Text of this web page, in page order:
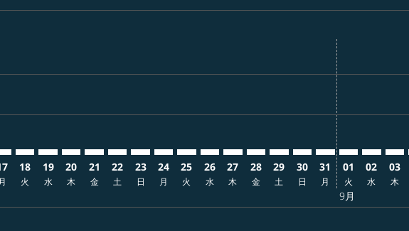
月
18
火
19
水
KIX–BCN: cmp-view-offers-disclaimer. オファーを探す
20
木
KIX–BCN: cmp-view-offers-disclaimer. オファーを探す
21
金
KIX–BCN: cmp-view-offers-disclaimer. オファーを探す
22
土
KIX–BCN: cmp-view-offers-disclaimer. オファーを探す
23
日
KIX–BCN: cmp-view-offers-disclaimer. オファーを
24
月
KIX–BCN: cmp-view-offers-disclaimer. オファ
25
火
KIX–BCN: cmp-view-offers-disclaimer.
26
水
KIX–BCN: cmp-view-offers-
27
木
KIX–BCN: cmp-view-offers-
28
金
KIX–BCN: cmp-view-
29
土
KIX–BCN: cmp-view-
30
日
KIX–BCN: cmp-
31
月
01
火
9月
02
水
03
木